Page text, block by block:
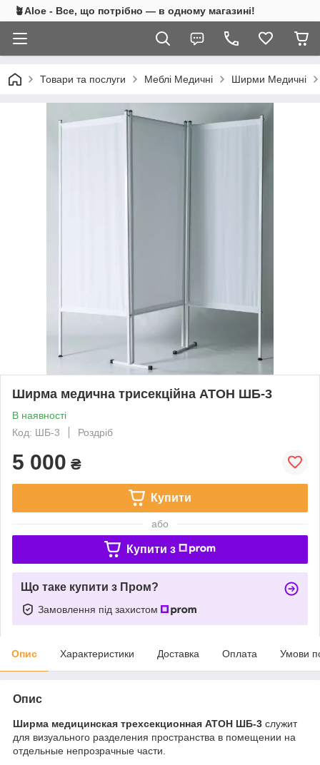
🪴Aloe - Все, що потрібно — в одному магазині!
Товари та послуги Меблі Медичні Ширми Медичні
Ширма медична трисекційна АТОН ШБ-3
В наявності
Код: ШБ-3
Роздріб
5 000 ₴
Купити
або
Купити з
Що таке купити з Пром?
Замовлення під захистом
Опис Характеристики Доставка Оплата Умови
Опис
Ширма медицинская трехсекционная АТОН ШБ-3 служит
для визуального разделения пространства в помещении на
отдельные непрозрачные части.